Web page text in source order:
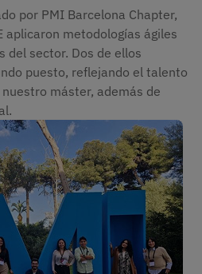
por PMI Barcelona Chapter,
aplicaron metodologías ágiles
del sector. Dos de ellos
puesto, reflejando el talento
máster, además de
Imagen